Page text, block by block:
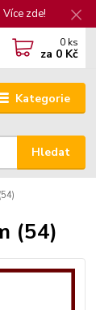
zde!
Kategorie
Hledat
0 ks
za 0 Kč
(54)